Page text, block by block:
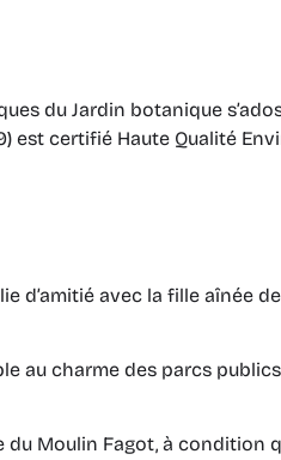
du Jardin botanique
est certifié Haute Qualité
d’amitié avec la fille aînée
au charme des parcs publics
du Moulin Fagot, à condition